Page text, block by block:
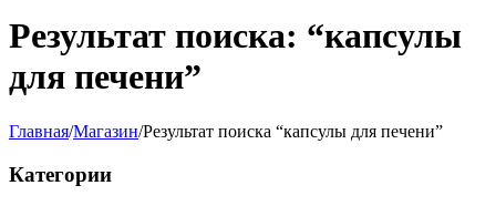
Результат поиска: “капсулы
для печени”
Главная/Магазин/Результат поиска “капсулы для печени”
Категории